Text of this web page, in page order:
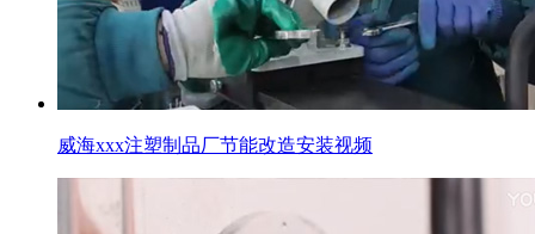
威海xxx注塑制品厂节能改造安装视频